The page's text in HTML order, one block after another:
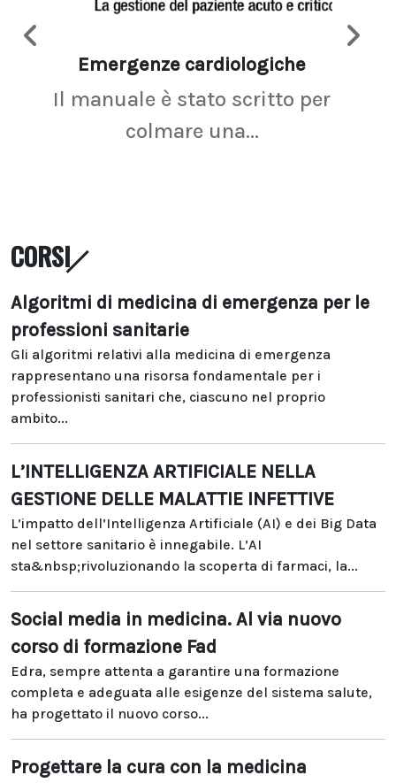
Emergenze cardiologiche
Il manuale è stato scritto per
colmare una...
CORSI
Algoritmi di medicina di emergenza per le
professioni sanitarie
Gli algoritmi relativi alla medicina di emergenza
rappresentano una risorsa fondamentale per i
professionisti sanitari che, ciascuno nel proprio
ambito...
L’INTELLIGENZA ARTIFICIALE NELLA
GESTIONE DELLE MALATTIE INFETTIVE
L’impatto dell’Intelligenza Artificiale (AI) e dei Big Data
nel settore sanitario è innegabile. L’AI
sta&nbsp;rivoluzionando la scoperta di farmaci, la...
Social media in medicina. Al via nuovo
corso di formazione Fad
Edra, sempre attenta a garantire una formazione
completa e adeguata alle esigenze del sistema salute,
ha progettato il nuovo corso...
Progettare la cura con la medicina